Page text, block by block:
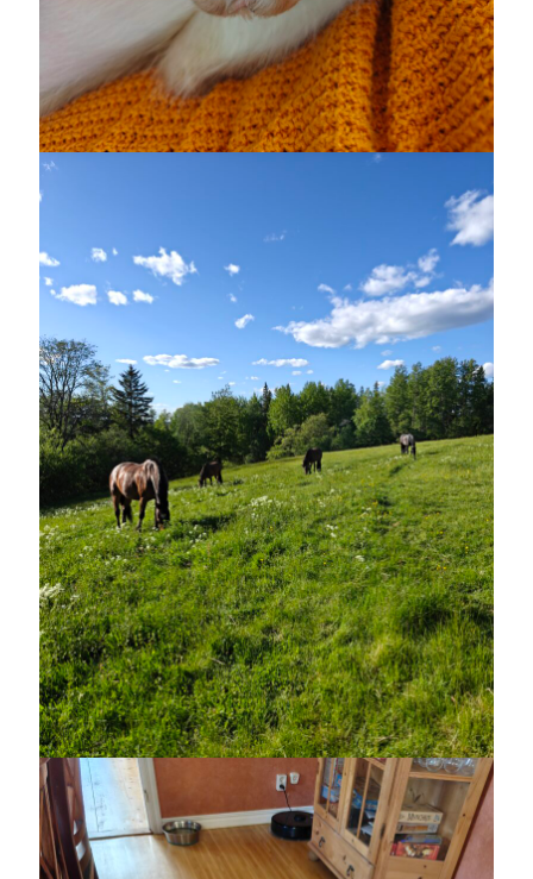
september 2022
augusti 2022
juli 2022
juni 2022
maj 2022
april 2022
februari 2022
januari 2022
november 2021
oktober 2021
september 2021
Logga in